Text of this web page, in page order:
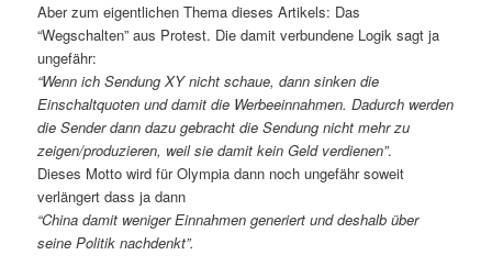
Aber zum eigentlichen Thema dieses Artikels: Das
“Wegschalten” aus Protest. Die damit verbundene Logik sagt ja
ungefähr:
“Wenn ich Sendung XY nicht schaue, dann sinken die
Einschaltquoten und damit die Werbeeinnahmen. Dadurch werden
die Sender dann dazu gebracht die Sendung nicht mehr zu
zeigen/produzieren, weil sie damit kein Geld verdienen”.
Dieses Motto wird für Olympia dann noch ungefähr soweit
verlängert dass ja dann
“China damit weniger Einnahmen generiert und deshalb über
seine Politik nachdenkt”.